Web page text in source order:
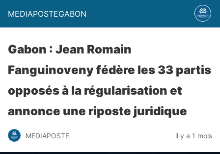
MEDIAPOSTEGABON
Gabon : Jean Romain
Fanguinoveny fédère les 33 partis
opposés à la régularisation et
annonce une riposte juridique
MEDIAPOSTE il y a 1 mois